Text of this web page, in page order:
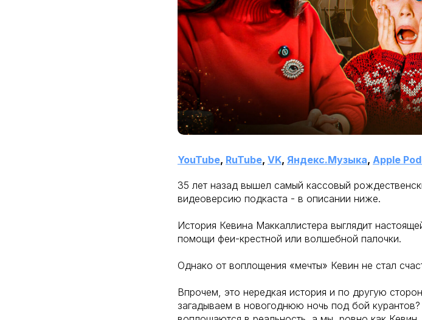
YouTube, RuTube, VK, Яндекс.Музыка, Apple
35 лет назад вышел самый кассовый
видеоверсию подкаста - в описании ниже.
История Кевина Маккаллистера выглядит
помощи феи-крестной или волшебной палочки.
Однако от воплощения «мечты» Кевин не стал
Впрочем, это нередкая история и по другую
загадываем в новогоднюю ночь под бой